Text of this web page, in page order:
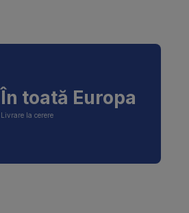
În toată Europa
Livrare la cerere